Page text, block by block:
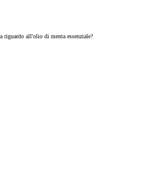
riguardo all'olio di menta essenziale?